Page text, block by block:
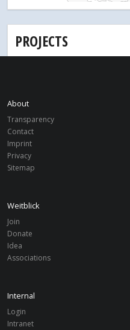
PROJECTS
About
Transparency
Contact
Imprint
Privacy
Sitemap
Weitblick
Join
Donate
Idea
Associations
Internal
Login
Intranet